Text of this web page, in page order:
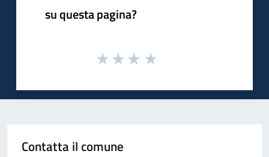
su questa pagina?
Contatta il comune